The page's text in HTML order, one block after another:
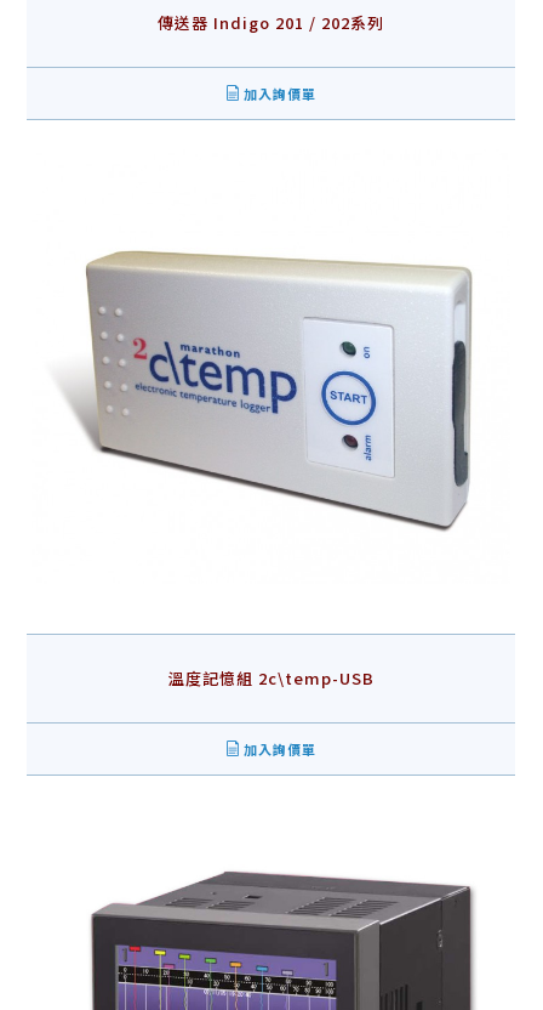
傳送器 Indigo 201 / 202系列
加入詢價單
溫度記憶組 2c\temp-USB
加入詢價單